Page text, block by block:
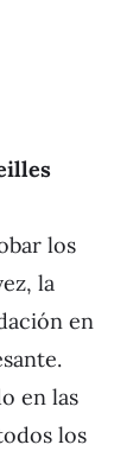
los
la
en
en las
los